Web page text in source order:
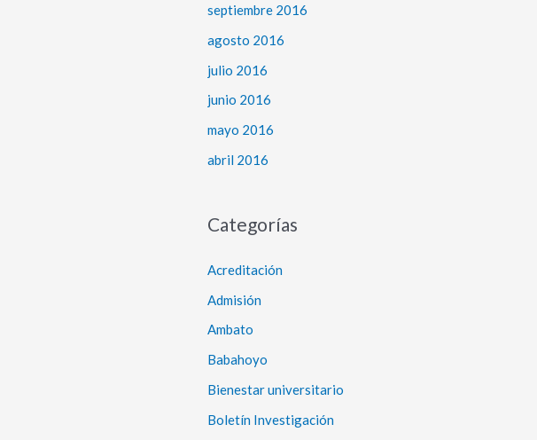
septiembre 2016
agosto 2016
julio 2016
junio 2016
mayo 2016
abril 2016
Categorías
Acreditación
Admisión
Ambato
Babahoyo
Bienestar universitario
Boletín Investigación